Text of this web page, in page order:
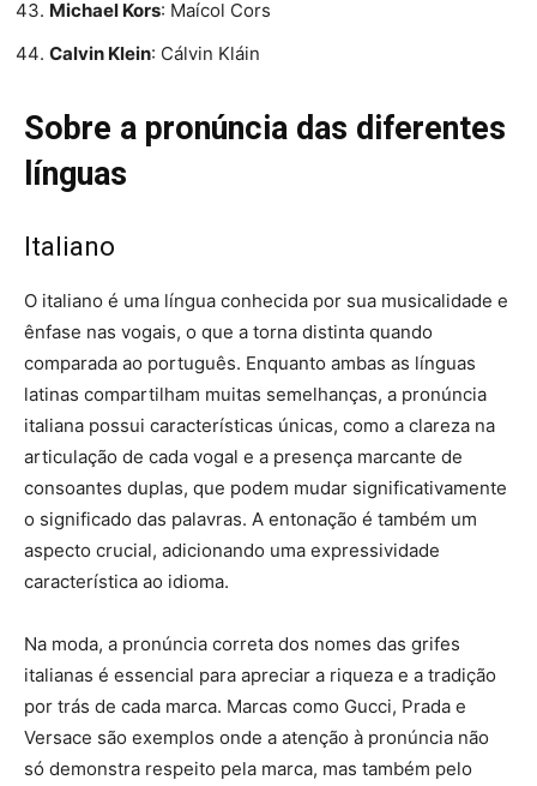
Michael Kors: Maícol Cors
Calvin Klein: Cálvin Kláin
Sobre a pronúncia das diferentes
línguas
Italiano
O italiano é uma língua conhecida por sua musicalidade e
ênfase nas vogais, o que a torna distinta quando
comparada ao português. Enquanto ambas as línguas
latinas compartilham muitas semelhanças, a pronúncia
italiana possui características únicas, como a clareza na
articulação de cada vogal e a presença marcante de
consoantes duplas, que podem mudar significativamente
o significado das palavras. A entonação é também um
aspecto crucial, adicionando uma expressividade
característica ao idioma.
Na moda, a pronúncia correta dos nomes das grifes
italianas é essencial para apreciar a riqueza e a tradição
por trás de cada marca. Marcas como Gucci, Prada e
Versace são exemplos onde a atenção à pronúncia não
só demonstra respeito pela marca, mas também pelo